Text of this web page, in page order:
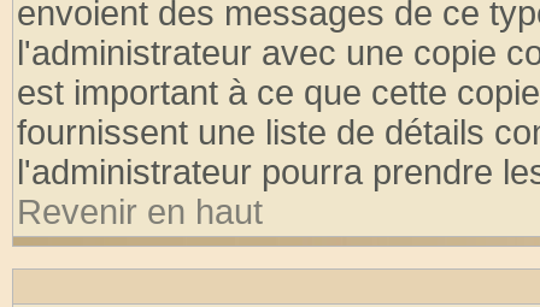
envoient des messages de ce
l'administrateur avec une copie
est important à ce que cette
fournissent une liste de détails
l'administrateur pourra prendre
Revenir en haut